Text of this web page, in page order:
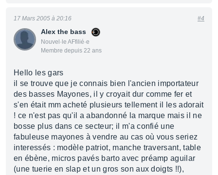
Alex the bass
Nouvel·le AFfilié·e
Membre depuis 22 ans
17 Mars 2005 à 20:16 #4
Hello les gars
il se trouve que je connais bien l'ancien importateur
des basses Mayones, il y croyait dur comme fer et
s'en était mm acheté plusieurs tellement il les adorait
! ce n'est pas qu'il a abandonné la marque mais il ne
bosse plus dans ce secteur; il m'a confié une
fabuleuse mayones à vendre au cas où vous seriez
interessés : modèle patriot, manche traversant, table
en ébène, micros pavés barto avec préamp aguilar
(une tuerie en slap et un gros son aux doigts !!),